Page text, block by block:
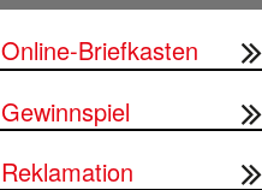
Online-Briefkasten
Gewinnspiel
Reklamation